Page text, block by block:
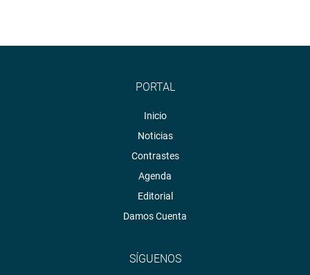
PORTAL
Inicio
Noticias
Contrastes
Agenda
Editorial
Damos Cuenta
SÍGUENOS